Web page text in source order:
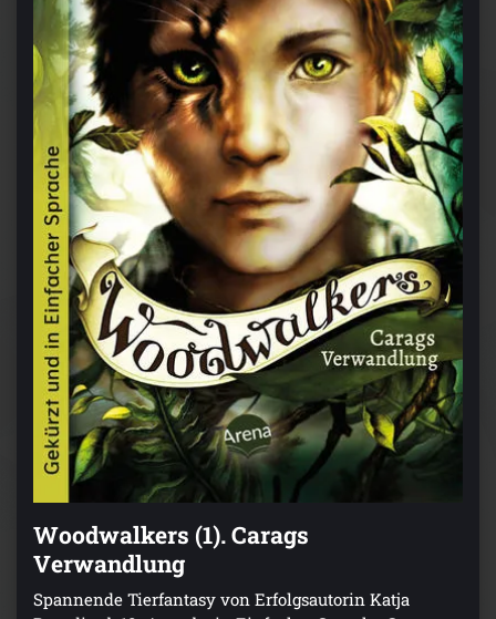
Woodwalkers (1). Carags
Verwandlung
Spannende Tierfantasy von Erfolgsautorin Katja